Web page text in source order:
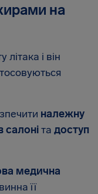
на
і він
належну
салоніта доступ
медична
її